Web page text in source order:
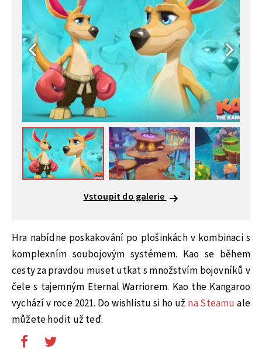
Vstoupit do galerie
Hra nabídne poskakování po plošinkách v kombinaci s
komplexním soubojovým systémem. Kao se během
cesty za pravdou muset utkat s množstvím bojovníků v
čele s tajemným Eternal Warriorem. Kao the Kangaroo
vychází v roce 2021. Do wishlistu si ho už na Steamu ale
můžete hodit už teď.